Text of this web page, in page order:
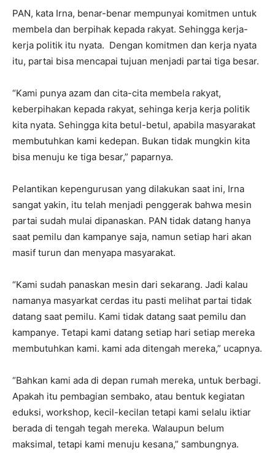
PAN, kata Irna, benar-benar mempunyai komitmen untuk
membela dan berpihak kepada rakyat. Sehingga kerja-
kerja politik itu nyata. Dengan komitmen dan kerja nyata
itu, partai bisa mencapai tujuan menjadi partai tiga besar.
“Kami punya azam dan cita-cita membela rakyat,
keberpihakan kepada rakyat, sehinga kerja kerja politik
kita nyata. Sehingga kita betul-betul, apabila masyarakat
membutuhkan kami kedepan. Bukan tidak mungkin kita
bisa menuju ke tiga besar,” paparnya.
Pelantikan kepengurusan yang dilakukan saat ini, Irna
sangat yakin, itu telah menjadi penggerak bahwa mesin
partai sudah mulai dipanaskan. PAN tidak datang hanya
saat pemilu dan kampanye saja, namun setiap hari akan
masif turun dan menyapa masyarakat.
“Kami sudah panaskan mesin dari sekarang. Jadi kalau
namanya masyarkat cerdas itu pasti melihat partai tidak
datang saat pemilu. Kami tidak datang saat pemilu dan
kampanye. Tetapi kami datang setiap hari setiap mereka
membutuhkan kami. kami ada ditengah mereka,” ucapnya.
“Bahkan kami ada di depan rumah mereka, untuk berbagi.
Apakah itu pembagian sembako, atau bentuk kegiatan
eduksi, workshop, kecil-kecilan tetapi kami selalu iktiar
berada di tengah tegah mereka. Walaupun belum
maksimal, tetapi kami menuju kesana,” sambungnya.